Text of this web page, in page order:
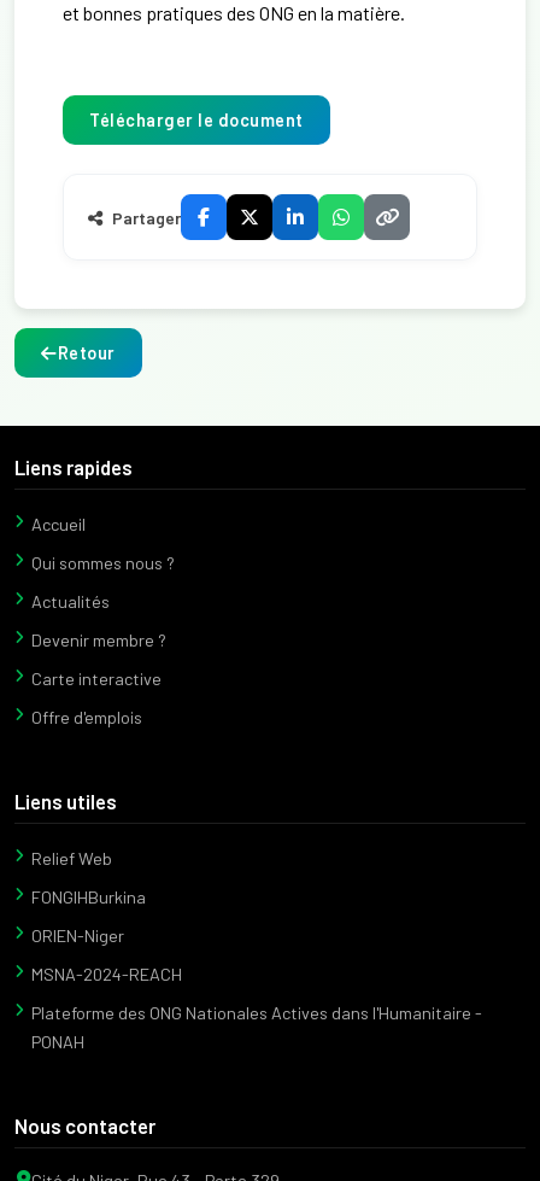
et bonnes pratiques des ONG en la matière.
Télécharger le document
Partager
Retour
Liens rapides
Accueil
Qui sommes nous ?
Actualités
Devenir membre ?
Carte interactive
Offre d'emplois
Liens utiles
Relief Web
FONGIHBurkina
ORIEN-Niger
MSNA-2024-REACH
Plateforme des ONG Nationales Actives dans l'Humanitaire -
PONAH
Nous contacter